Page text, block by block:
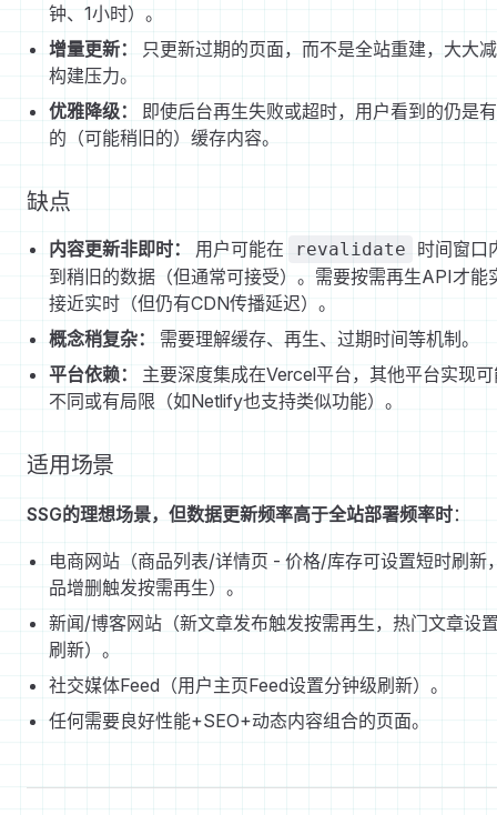
钟、1小时）。
增量更新：
只更新过期的页面，而不是全站重建，大大
构建压力。
优雅降级：
即使后台再生失败或超时，用户看到的仍是
的（可能稍旧的）缓存内容。
缺点
内容更新非即时： 用户可能在 revalidate
时间窗口
到稍旧的数据（但通常可接受）。需要按需再生API才能
接近实时（但仍有CDN传播延迟）。
概念稍复杂：
需要理解缓存、再生、过期时间等机制。
平台依赖：
主要深度集成在Vercel平台，其他平台实现
不同或有局限（如Netlify也支持类似功能）。
适用场景
SSG的理想场景，但数据更新频率高于全站部署频率时：
电商网站（商品列表/详情页 - 价格/库存可设置短时刷新
品增删触发按需再生）。
新闻/博客网站（新文章发布触发按需再生，热门文章设
刷新）。
社交媒体Feed（用户主页Feed设置分钟级刷新）。
任何需要良好性能+SEO+动态内容组合的页面。